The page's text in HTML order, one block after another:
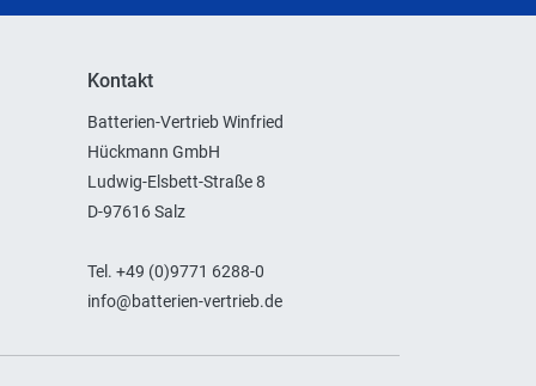
Kontakt
Batterien-Vertrieb Winfried
Hückmann GmbH
Ludwig-Elsbett-Straße 8
D-97616 Salz
Tel. +49 (0)9771 6288-0
info@batterien-vertrieb.de